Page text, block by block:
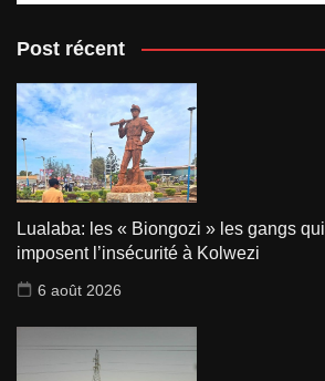
Post récent
Lualaba: les « Biongozi » les gangs qui
imposent l’insécurité à Kolwezi
6 août 2026